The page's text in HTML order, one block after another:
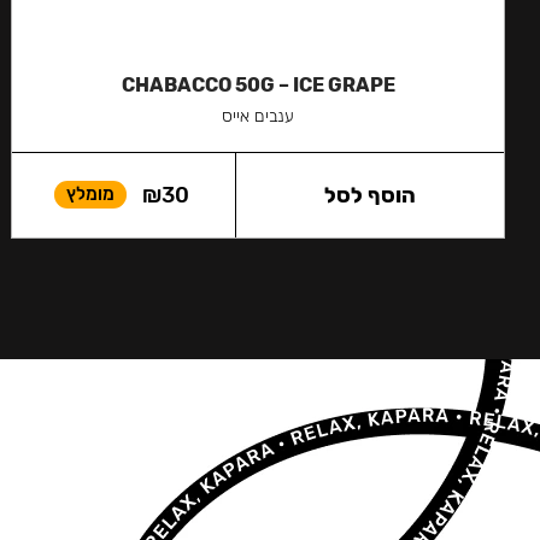
CHABACCO 50G – ICE GRAPE
ענבים אייס
₪30 מומלץ הוסף לסל